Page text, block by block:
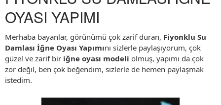
OYASI YAPIMI
Merhaba bayanlar, görünümü çok zarif duran, Fiyonklu Su
Damlası İğne Oyası Yapımını sizlerle paylaşıyorum, çok
güzel ve zarif bir iğne oyası modeli olmuş, yapımı da çok
zor değil, ben çok beğendim, sizlerle de hemen paylaşmak
istedim.